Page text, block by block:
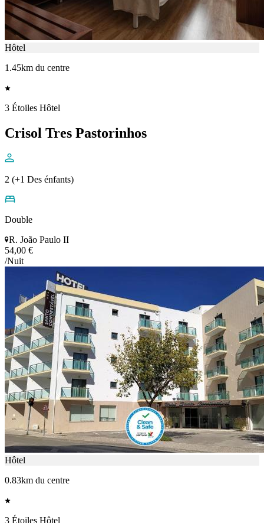
Hôtel
1.45km du centre
3 Étoiles Hôtel
Crisol Tres Pastorinhos
2 (+1 Des énfants)
Double
R. João Paulo II
54,00 €
/Nuit
Hôtel
0.83km du centre
3 Étoiles Hôtel